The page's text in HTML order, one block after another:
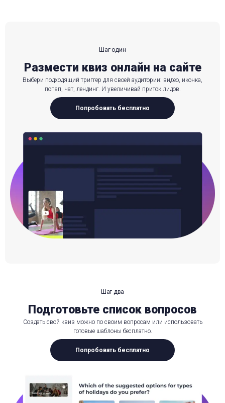
Шаг один
Размести квиз онлайн на сайте
Выбери подходящий триггер для своей аудитории: видео, иконка,
попап, чат, лендинг. И увеличивай приток лидов.
Попробовать бесплатно
Шаг два
Подготовьте список вопросов
Создать свой квиз можно по своим вопросам или использовать
готовые шаблоны бесплатно.
Попробовать бесплатно